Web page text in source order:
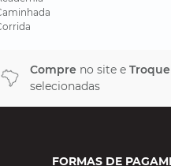
Compre no site e Troque
selecionadas
FORMAS DE